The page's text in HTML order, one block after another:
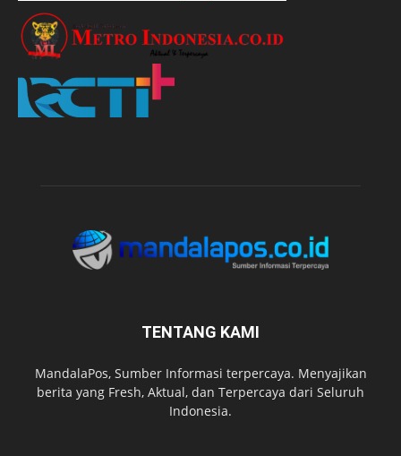
TENTANG KAMI
MandalaPos, Sumber Informasi terpercaya. Menyajikan
berita yang Fresh, Aktual, dan Terpercaya dari Seluruh
Indonesia.